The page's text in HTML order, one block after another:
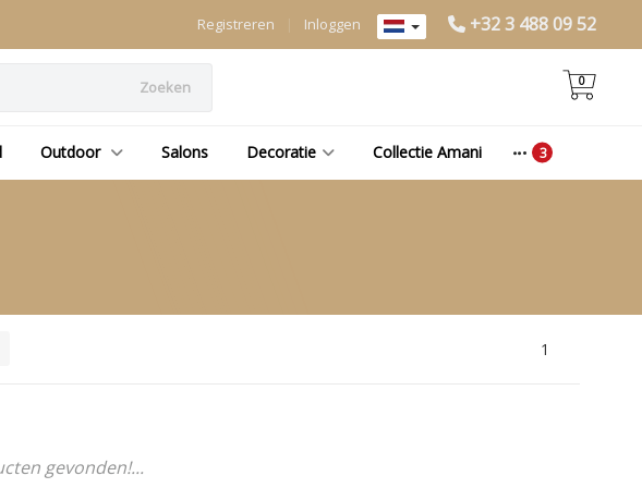
+32 3 488 09 52
Inloggen
Registreren
Zoeken 0
Outdoor Salons Decoratie Collectie Amani
1
gevonden!...